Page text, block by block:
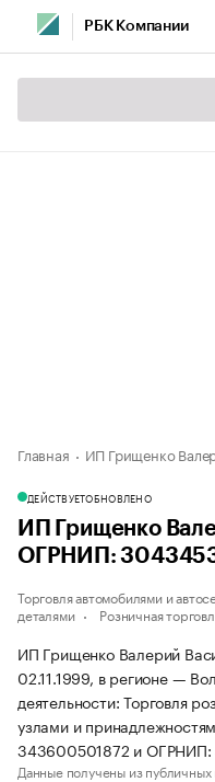
РБК Компании
Главная ИП Грищенко
ДЕЙСТВУЕТОБНОВЛЕНО
ИП Грищенко
ОГРНИП:
Торговля автомобилями и
деталями
Розничная
ИП Грищенко Валерий
02.11.1999, в регионе —
деятельности: Торговля
узлами и
343600501872 и
Данные получены из публичных